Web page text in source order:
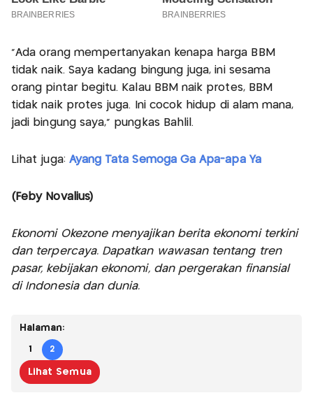
“Ada orang mempertanyakan kenapa harga BBM
tidak naik. Saya kadang bingung juga, ini sesama
orang pintar begitu. Kalau BBM naik protes, BBM
tidak naik protes juga. Ini cocok hidup di alam mana,
jadi bingung saya,” pungkas Bahlil.
Lihat juga: Ayang Tata Semoga Ga Apa-apa Ya
(Feby Novalius)
Ekonomi Okezone menyajikan berita ekonomi terkini
dan terpercaya. Dapatkan wawasan tentang tren
pasar, kebijakan ekonomi, dan pergerakan finansial
di Indonesia dan dunia.
Halaman:
1 2
Lihat Semua